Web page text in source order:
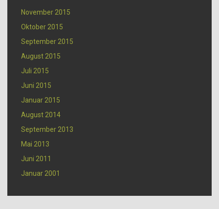
November 2015
Oktober 2015
September 2015
August 2015
Juli 2015
Juni 2015
Januar 2015
August 2014
September 2013
Mai 2013
Juni 2011
Januar 2001